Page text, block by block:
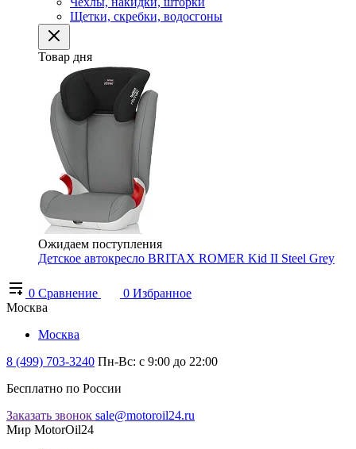
Щетки, скребки, водосгоны
Товар дня
Ожидаем поступления
Детское автокресло BRITAX ROMER Kid II Steel Grey
0 Сравнение 0 Избранное
Москва
Москва
8 (499) 703-3240 Пн-Вс: с 9:00 до 22:00
Бесплатно по России
Заказать звонок sale@motoroil24.ru
Мир MotorOil24